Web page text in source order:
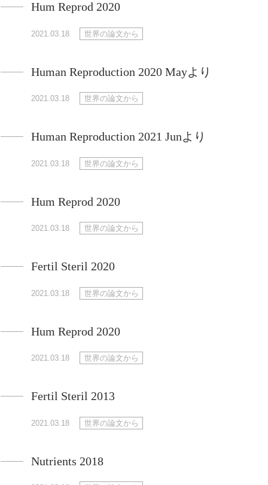
Hum Reprod 2020
2021.03.18 世界の論文から
Human Reproduction 2020 Mayより
2021.03.18 世界の論文から
Human Reproduction 2021 Junより
2021.03.18 世界の論文から
Hum Reprod 2020
2021.03.18 世界の論文から
Fertil Steril 2020
2021.03.18 世界の論文から
Hum Reprod 2020
2021.03.18 世界の論文から
Fertil Steril 2013
2021.03.18 世界の論文から
Nutrients 2018